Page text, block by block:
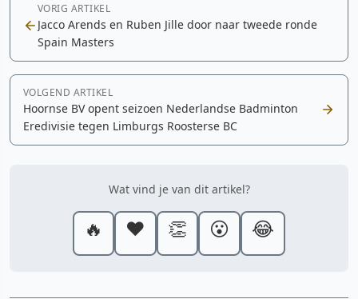
VORIG ARTIKEL
Jacco Arends en Ruben Jille door naar tweede ronde
Spain Masters
VOLGEND ARTIKEL
Hoornse BV opent seizoen Nederlandse Badminton
Eredivisie tegen Limburgs Roosterse BC
Wat vind je van dit artikel?
🔥 ❤️ 👏 😮 😂